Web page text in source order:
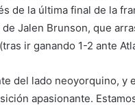
de la última final de la
Jalen Brunson, que
ir ganando 1-2 ante
del lado neoyorquino,
apasionante.